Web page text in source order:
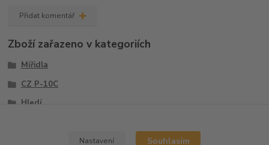
Přidat komentář
Zboží zařazeno v kategoriích
Mířidla
CZ P-10C
Hledí
Nastavení Souhlasím